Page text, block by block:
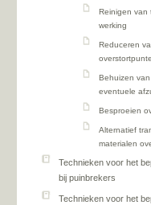
Reinigen van
werking
Reduceren
Behuizen
eventuele
Besproeien
Alternatief
materialen
Technieken voor het
bij puinbrekers
Technieken voor het